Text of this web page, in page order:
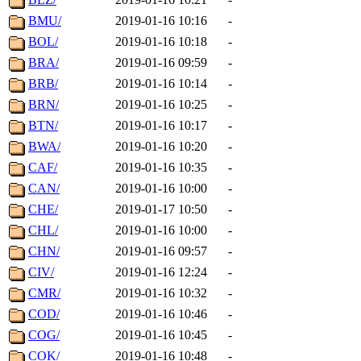
BMU/
2019-01-16 10:16
-
BOL/
2019-01-16 10:18
-
BRA/
2019-01-16 09:59
-
BRB/
2019-01-16 10:14
-
BRN/
2019-01-16 10:25
-
BTN/
2019-01-16 10:17
-
BWA/
2019-01-16 10:20
-
CAF/
2019-01-16 10:35
-
CAN/
2019-01-16 10:00
-
CHE/
2019-01-17 10:50
-
CHL/
2019-01-16 10:00
-
CHN/
2019-01-16 09:57
-
CIV/
2019-01-16 12:24
-
CMR/
2019-01-16 10:32
-
COD/
2019-01-16 10:46
-
COG/
2019-01-16 10:45
-
COK/
2019-01-16 10:48 -